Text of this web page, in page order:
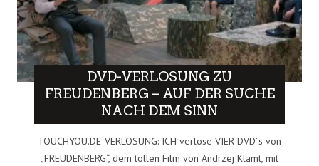
DVD-VERLOSUNG ZU
FREUDENBERG – AUF DER SUCHE
NACH DEM SINN
TOUCHYOU.DE-VERLOSUNG: ICH verlose VIER DVD´s von
„FREUDENBERG“, dem tollen Film von Andrzej Klamt, mit